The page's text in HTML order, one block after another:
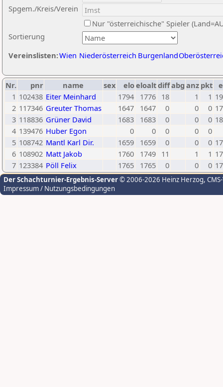
Sortierung
Spgem./Kreis/Verein
Nur "österreichische" Spieler
Vereinslisten:Wien Niederösterreich Burgenland
Nr. pnr name sex eloeloaltdiffabg anz pkt
1 102438 Eiter Meinhard 1794 1776 18 1 1
2 117346 Greuter Thomas 1647 1647 0 0 0
3 118836 Grüner David 1683 1683 0 0 0
4 139476 Huber Egon 0 0 0 0
0
5 108742 Mantl Karl Dir. 1659 1659 0 0 0
6 108902 Matt Jakob 1760 1749 11 1 1
7 123384 Pöll Felix 1765 1765 0 0 0
Der Schachturnier-Ergebnis-Server© 2006-2026 Heinz Herzog,
Impressum / Nutzungsbedingungen